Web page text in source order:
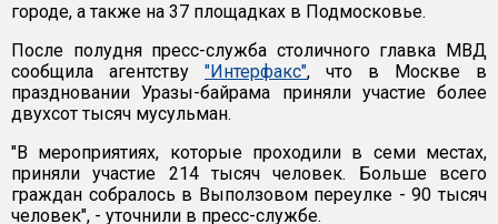
городе, а также на 37 площадках в Подмосковье.
После полудня пресс-служба столичного главка МВД
сообщила агентству "Интерфакс", что в Москве в
праздновании Уразы-байрама приняли участие более
двухсот тысяч мусульман.
"В мероприятиях, которые проходили в семи местах,
приняли участие 214 тысяч человек. Больше всего
граждан собралось в Выползовом переулке - 90 тысяч
человек", - уточнили в пресс-службе.